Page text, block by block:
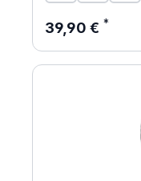
Regulärer Preis:
39,90 €